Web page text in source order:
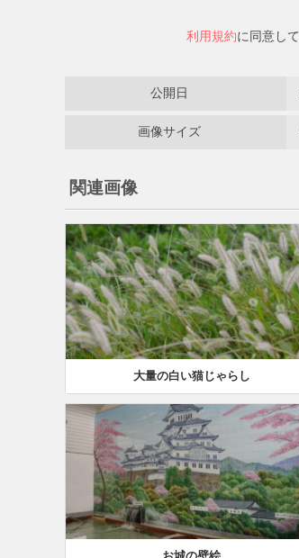
利用規約に同意して
公開日
画像サイズ
関連画像
大量の白い猫じゃらし